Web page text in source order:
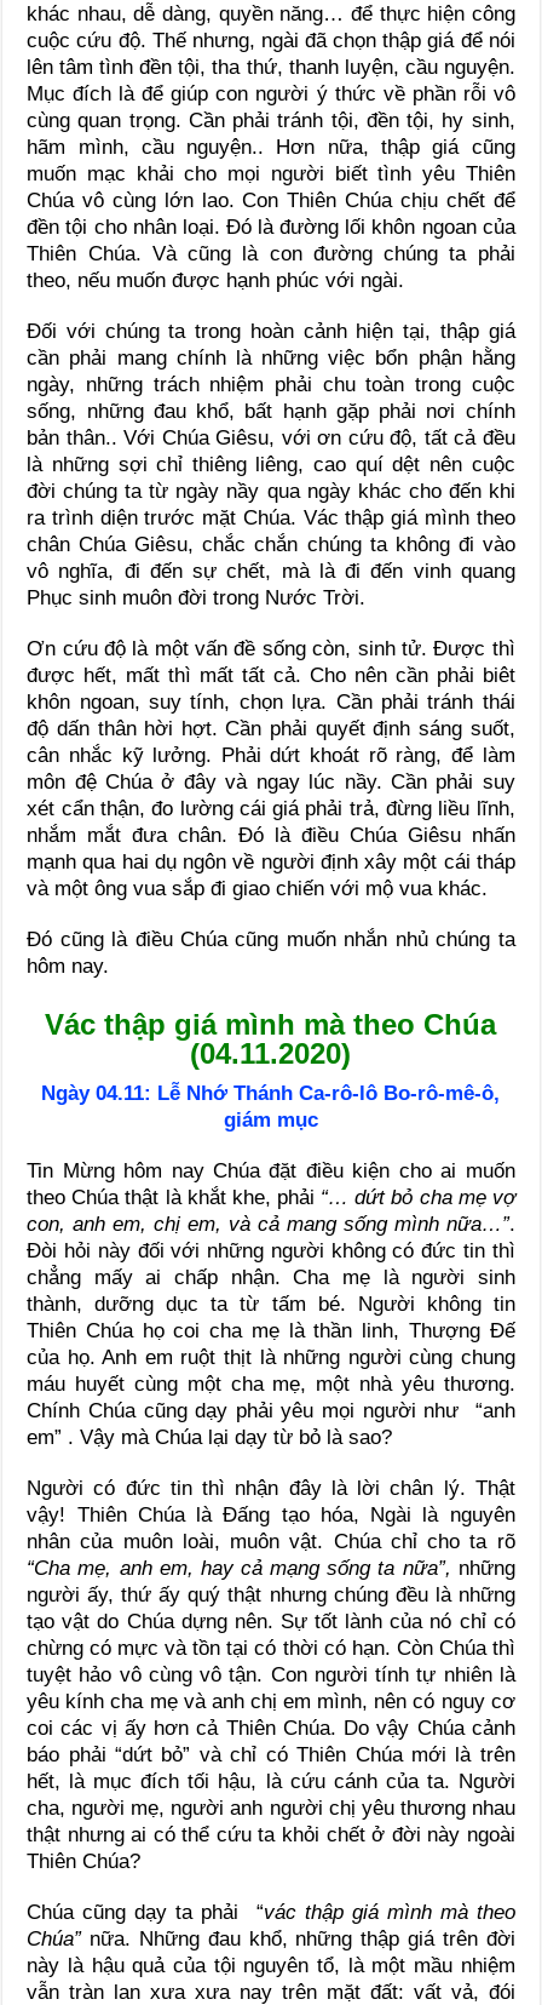
khác nhau, dễ dàng, quyền năng… để thực hiện công
cuộc cứu độ. Thế nhưng, ngài đã chọn thập giá để nói
lên tâm tình đền tội, tha thứ, thanh luyện, cầu nguyện.
Mục đích là để giúp con người ý thức về phần rỗi vô
cùng quan trọng. Cần phải tránh tội, đền tội, hy sinh,
hãm mình, cầu nguyện.. Hơn nữa, thập giá cũng
muốn mạc khải cho mọi người biết tình yêu Thiên
Chúa vô cùng lớn lao. Con Thiên Chúa chịu chết để
đền tội cho nhân loại. Đó là đường lối khôn ngoan của
Thiên Chúa. Và cũng là con đường chúng ta phải
theo, nếu muốn được hạnh phúc với ngài.
Đối với chúng ta trong hoàn cảnh hiện tại, thập giá
cần phải mang chính là những việc bổn phận hằng
ngày, những trách nhiệm phải chu toàn trong cuộc
sống, những đau khổ, bất hạnh gặp phải nơi chính
bản thân.. Với Chúa Giêsu, với ơn cứu độ, tất cả đều
là những sợi chỉ thiêng liêng, cao quí dệt nên cuộc
đời chúng ta từ ngày nầy qua ngày khác cho đến khi
ra trình diện trước mặt Chúa. Vác thập giá mình theo
chân Chúa Giêsu, chắc chắn chúng ta không đi vào
vô nghĩa, đi đến sự chết, mà là đi đến vinh quang
Phục sinh muôn đời trong Nước Trời.
Ơn cứu độ là một vấn đề sống còn, sinh tử. Được thì
được hết, mất thì mất tất cả. Cho nên cần phải biêt
khôn ngoan, suy tính, chọn lựa. Cần phải tránh thái
độ dấn thân hời hợt. Cần phải quyết định sáng suốt,
cân nhắc kỹ lưởng. Phải dứt khoát rõ ràng, để làm
môn đệ Chúa ở đây và ngay lúc nầy. Cần phải suy
xét cẩn thận, đo lường cái giá phải trả, đừng liều lĩnh,
nhắm mắt đưa chân. Đó là điều Chúa Giêsu nhấn
mạnh qua hai dụ ngôn về người định xây một cái tháp
và một ông vua sắp đi giao chiến với mộ vua khác.
Đó cũng là điều Chúa cũng muốn nhắn nhủ chúng ta
hôm nay.
Vác thập giá mình mà theo Chúa
(04.11.2020)
Ngày 04.11: Lễ Nhớ Thánh Ca-rô-lô Bo-rô-mê-ô,
giám mục
Tin Mừng hôm nay Chúa đặt điều kiện cho ai muốn
theo Chúa thật là khắt khe, phải “… dứt bỏ cha mẹ vợ
con, anh em, chị em, và cả mang sống mình nữa…”.
Đòi hỏi này đối với những người không có đức tin thì
chẳng mấy ai chấp nhận. Cha mẹ là người sinh
thành, dưỡng dục ta từ tấm bé. Người không tin
Thiên Chúa họ coi cha mẹ là thần linh, Thượng Đế
của họ. Anh em ruột thịt là những người cùng chung
máu huyết cùng một cha mẹ, một nhà yêu thương.
Chính Chúa cũng dạy phải yêu mọi người như “anh
em” . Vậy mà Chúa lại dạy từ bỏ là sao?
Người có đức tin thì nhận đây là lời chân lý. Thật
vậy! Thiên Chúa là Đấng tạo hóa, Ngài là nguyên
nhân của muôn loài, muôn vật. Chúa chỉ cho ta rõ
“Cha mẹ, anh em, hay cả mạng sống ta nữa”, những
người ấy, thứ ấy quý thật nhưng chúng đều là những
tạo vật do Chúa dựng nên. Sự tốt lành của nó chỉ có
chừng có mực và tồn tại có thời có hạn. Còn Chúa thì
tuyệt hảo vô cùng vô tận. Con người tính tự nhiên là
yêu kính cha mẹ và anh chị em mình, nên có nguy cơ
coi các vị ấy hơn cả Thiên Chúa. Do vậy Chúa cảnh
báo phải “dứt bỏ” và chỉ có Thiên Chúa mới là trên
hết, là mục đích tối hậu, là cứu cánh của ta. Người
cha, người mẹ, người anh người chị yêu thương nhau
thật nhưng ai có thể cứu ta khỏi chết ở đời này ngoài
Thiên Chúa?
Chúa cũng dạy ta phải “vác thập giá mình mà theo
Chúa” nữa. Những đau khổ, những thập giá trên đời
này là hậu quả của tội nguyên tổ, là một mầu nhiệm
vẫn tràn lan xưa xưa nay trên mặt đất: vất vả, đói